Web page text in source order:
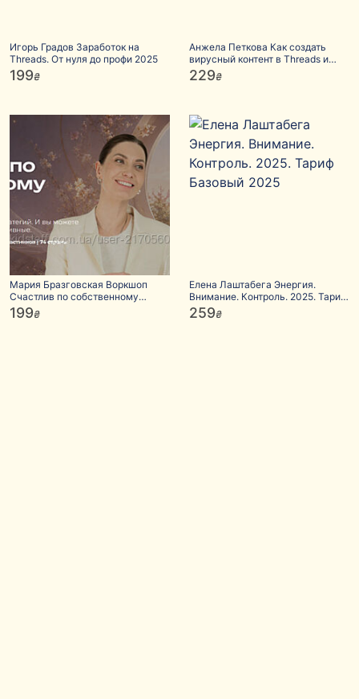
Игорь Градов Заработок на
Threads. От нуля до профи 2025
199₴
Анжела Петкова Как создать
вирусный контент в Threads и
запустить эффект
229₴
Мария Бразговская Воркшоп
Счастлив по собственному
желанию 2026
199₴
Елена Лаштабега Энергия.
Внимание. Контроль. 2025. Тариф
Базовый 2025
259₴